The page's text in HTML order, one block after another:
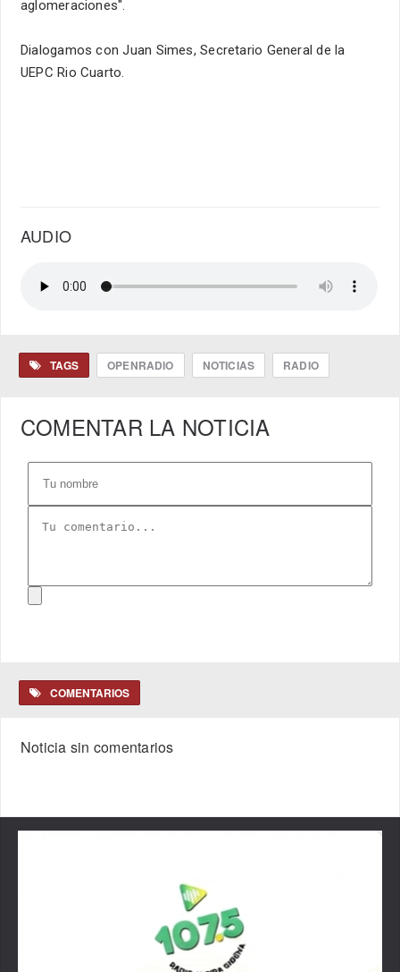
aglomeraciones".
Dialogamos con Juan Simes, Secretario General de la
UEPC Rio Cuarto.
AUDIO
TAGS OPENRADIO NOTICIAS RADIO
COMENTAR LA NOTICIA
COMENTARIOS
Noticia sin comentarios